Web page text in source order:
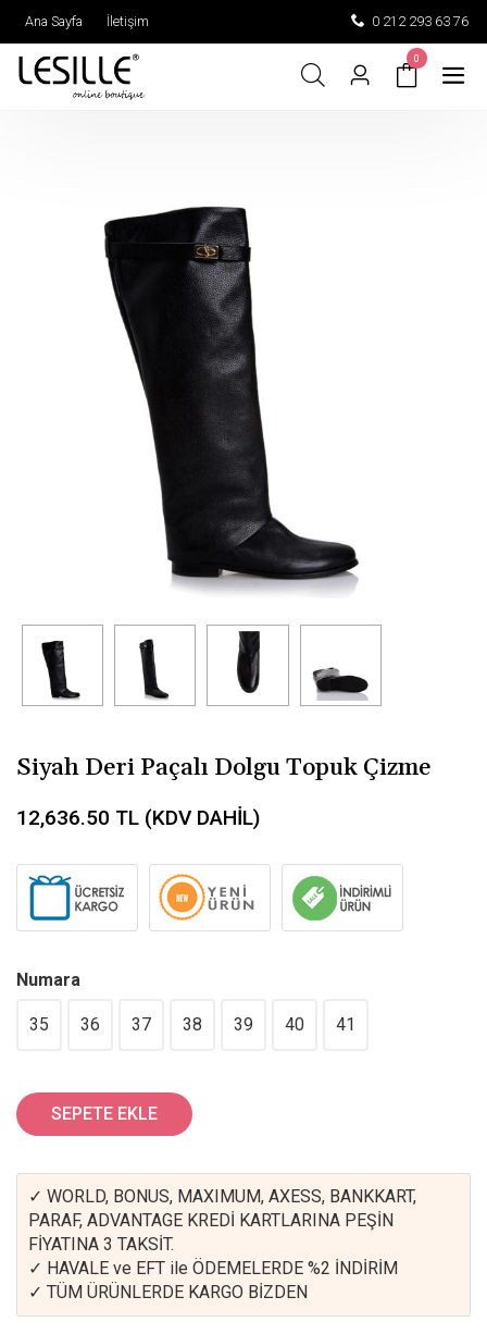
Ana Sayfa İletişim 0 212 293 63 76
0
Siyah Deri Paçalı Dolgu Topuk Çizme
12,636.50 TL (KDV DAHİL)
Numara
35 36 37 38 39 40 41
SEPETE EKLE
✓ WORLD, BONUS, MAXIMUM, AXESS, BANKKART,
PARAF, ADVANTAGE KREDİ KARTLARINA PEŞİN
FİYATINA 3 TAKSİT.
✓ HAVALE ve EFT ile ÖDEMELERDE %2 İNDİRİM
✓ TÜM ÜRÜNLERDE KARGO BİZDEN